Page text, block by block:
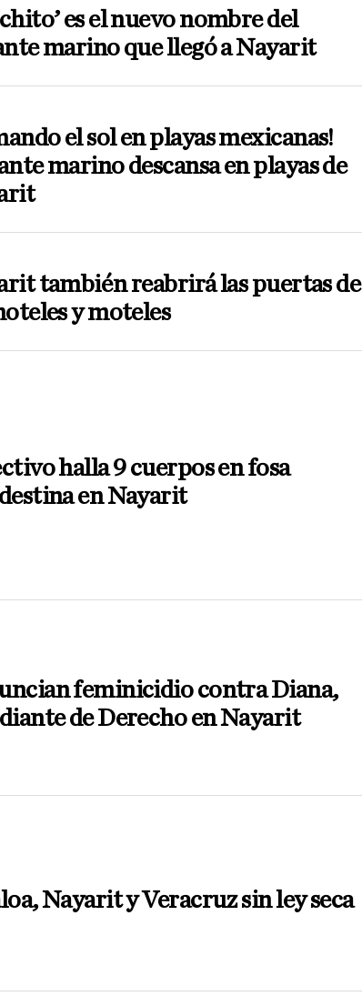
es el nuevo nombre del
marino que llegó a Nayarit
el sol en playas mexicanas!
marino descansa en playas de
también reabrirá las puertas de
y moteles
halla 9 cuerpos en fosa
en Nayarit
feminicidio contra Diana,
de Derecho en Nayarit
Nayarit y Veracruz sin ley seca